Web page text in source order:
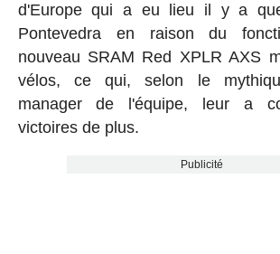
d'Europe qui a eu lieu il y a
Pontevedra en raison du
nouveau SRAM Red XPLR AXS
vélos, ce qui, selon le
manager de l'équipe, leur a
victoires de plus.
Publicité